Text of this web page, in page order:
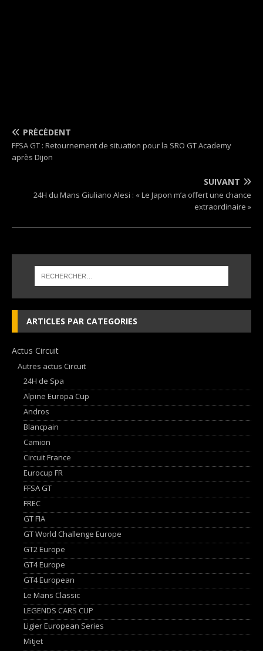
PRÉCÉDENT
FFSA GT : Retournement de situation pour la SRO GT Academy
après Dijon
SUIVANT
24H du Mans Giuliano Alesi : « Le Japon m’a offert une chance
extraordinaire »
ARTICLES PAR CATEGORIES
Actus Circuit
Autres actus Circuit
24H de Spa
Alpine Europa Cup
Andros
Blancpain
Camion
Circuit France
Eurocup FR
FFSA GT
FREC
GT FIA
GT World Challenge Europe
GT2 Europe
GT4 Europe
GT4 European
Le Mans Classic
LEGENDS CARS CUP
Ligier European Series
Mitjet